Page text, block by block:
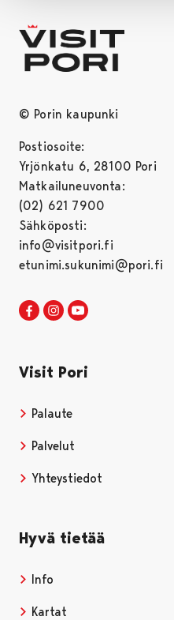
© Porin kaupunki
Postiosoite:
Yrjönkatu 6, 28100 Pori
Matkailuneuvonta:
(02) 621 7900
Sähköposti:
info@visitpori.fi
etunimi.sukunimi@pori.fi
Visit Pori Facebookissa
Avautuu uudessa
Visit Pori
Avautuu uudessa
Visit Pori
Palaute
Palvelut
Yhteystiedot
Hyvä tietää
Info
Kartat